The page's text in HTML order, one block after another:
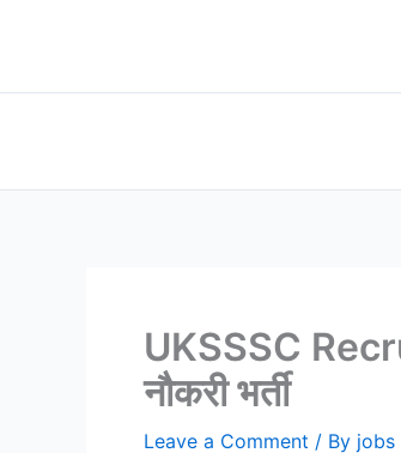
UKSSSC
नौकरी भर्ती
Leave a Comment / By jobs